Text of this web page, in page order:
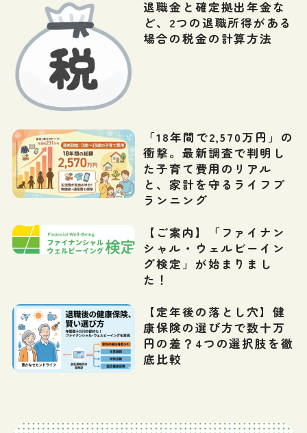
退職金と確定拠出年金な
ど、2つの退職所得がある
場合の税金の計算方法
「18年間で2,570万円」の
衝撃。最新調査で判明し
た子育て費用のリアル
と、家計を守るライフプ
ランニング
【ご案内】「ファイナン
シャル・ウェルビーイン
グ検定」が始まりまし
た！
【定年後の落とし穴】健
康保険の選び方で数十万
円の差？4つの選択肢を徹
底比較